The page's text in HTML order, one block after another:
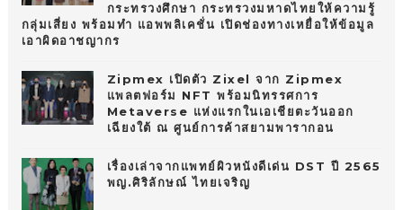
กระทรวงศึกษา กระทรวงมหาดไทยให้ความรู้
กลุ่มเสี่ยง พร้อมทำ แอพพลิเคชั่น เปิดช่องทางเหยื่อให้ข้อมูล
เอาผิดอาชญากร
Zipmex เปิดตัว Zixel จาก Zipmex
แพลตฟอร์ม NFT พร้อมนิทรรศการ
Metaverse แห่งแรกในเอเชียตะวันออก
เฉียงใต้ ณ ศูนย์การค้าสยามพารากอน
เรื่องเล่าจากแพทย์ผิวหนังดีเด่น DST ปี 2565
พญ.ศิริลักษณ์ ไทยเจริญ